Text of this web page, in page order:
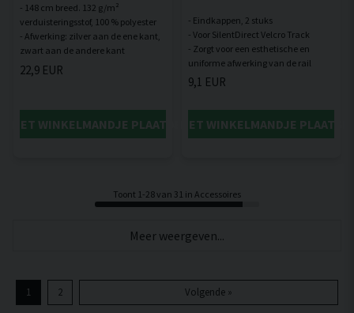
- 148 cm breed. 132 g/m²
verduisteringsstof, 100 % polyester
- Afwerking: zilver aan de ene kant,
22,9 EUR
HET WINKELMANDJE PLAATSEN
- Eindkappen, 2 stuks
- Voor SilentDirect Velcro Track
- Zorgt voor een esthetische en
9,1 EUR
IN HET WINKELMANDJE
Toont 1-28 van 31 in Accessoires
Meer weergeven...
1 2 Volgende »